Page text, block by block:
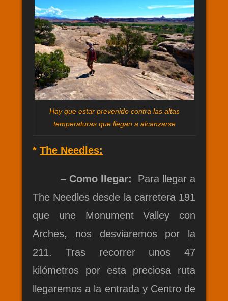
Hay que estar prevenido contra las altas
temperaturas que llegan a alcanzarse
* The Needles:
– Como llegar: Para llegar a
The Needles desde la carretera 191
que une Monument Valley con
Arches, nos desviaremos por la
211. Tras recorrer unos 47
kilómetros por esta preciosa ruta
llegaremos a la entrada y Centro de